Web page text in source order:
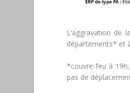
L’aggravation
départements* et
*couvre-feu à
pas de